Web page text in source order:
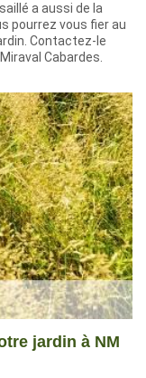
a aussi de la
pourrez vous fier au
Contactez-le
Cabardes.
jardin à NM